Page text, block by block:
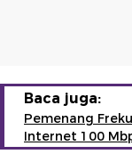
Baca juga:
Pemenang
Internet 100